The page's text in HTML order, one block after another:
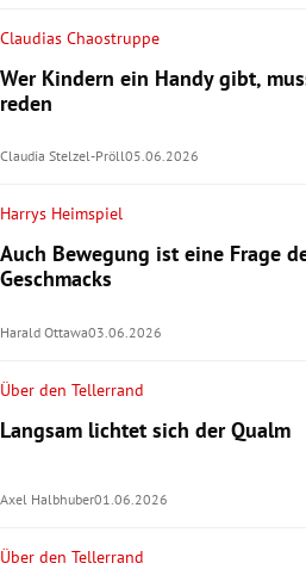
Claudias Chaostruppe
Wer Kindern ein Handy gibt,
reden
Claudia Stelzel-Pröll05.06.2026
Harrys Heimspiel
Auch Bewegung ist eine Frage
Geschmacks
Harald Ottawa03.06.2026
Über den Tellerrand
Langsam lichtet sich der Qualm
Axel Halbhuber01.06.2026
Über den Tellerrand